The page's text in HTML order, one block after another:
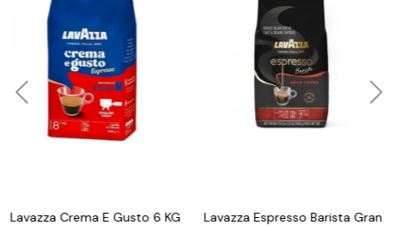
Gusto 6 KG
Lavazza Espresso Barista Gran
Lavazza Tierra